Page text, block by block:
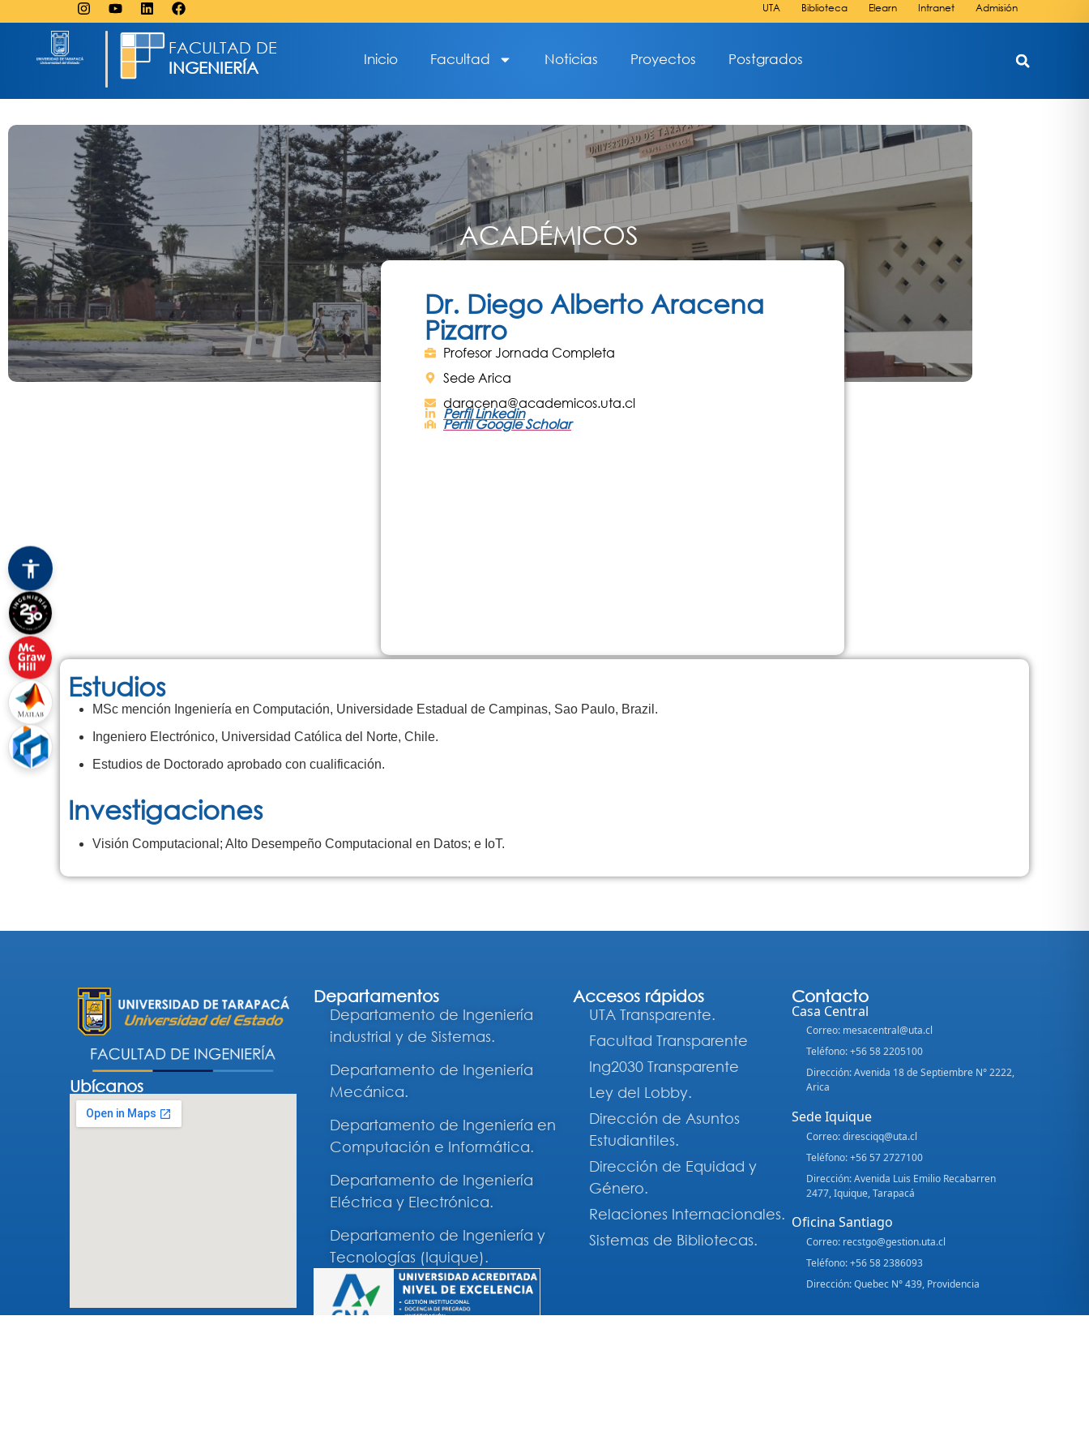
UTA Biblioteca Elearn Intranet Admisión
FACULTAD DE
INGENIERÍA
Inicio Facultad Noticias Proyectos Postgrados
ACADÉMICOS
Dr. Diego Alberto Aracena
Pizarro
Profesor Jornada Completa
Sede Arica
daracena@academicos.uta.cl
Perfil Linkedin
Perfil Google Scholar
Estudios
MSc mención Ingeniería en Computación, Universidade Estadual de Campinas, Sao Paulo, Brazil.
Ingeniero Electrónico, Universidad Católica del Norte, Chile.
Estudios de Doctorado aprobado con cualificación.
Investigaciones
Visión Computacional; Alto Desempeño Computacional en Datos; e IoT.
Ubícanos
Departamentos
Departamento de Ingeniería
industrial y de Sistemas.
Departamento de Ingeniería
Mecánica.
Departamento de Ingeniería en
Computación e Informática.
Departamento de Ingeniería
Eléctrica y Electrónica.
Departamento de Ingeniería y
Tecnologías (Iquique).
Accesos rápidos
UTA Transparente.
Facultad Transparente
Ing2030 Transparente
Ley del Lobby.
Dirección de Asuntos
Estudiantiles.
Dirección de Equidad y
Género.
Relaciones Internacionales.
Sistemas de Bibliotecas.
Contacto
Casa Central
Correo: mesacentral@uta.cl
Teléfono: +56 58 2205100
Dirección: Avenida 18 de Septiembre N° 2222,
Arica
Sede Iquique
Correo: diresciqq@uta.cl
Teléfono: +56 57 2727100
Dirección: Avenida Luis Emilio Recabarren
2477, Iquique, Tarapacá
Oficina Santiago
Correo: recstgo@gestion.uta.cl
Teléfono: +56 58 2386093
Dirección: Quebec N° 439, Providencia